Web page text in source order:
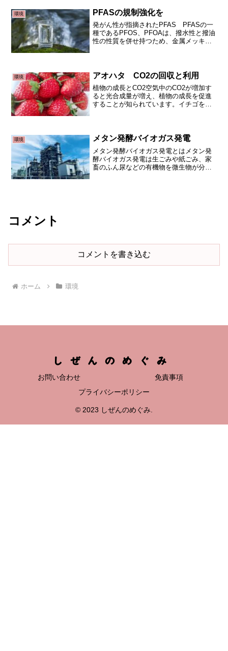
アルミのくずを入れるだけ。...
環境 PFASの規制強化を
発がん性が指摘されたPFAS PFASの一
種であるPFOS、PFOAは、撥水性と撥油
性の性質を併せ持つため、金属メッキ処
ることから、...
環境 アオハタ CO2の回収と利用
植物の成長とCO2空気中のCO2が増加す
ると光合成量が増え、植物の成長を促進
することが知られています。イチゴをビ
ェクトジャムを製造...
環境 メタン発酵バイオガス発電
メタン発酵バイオガス発電とはメタン発
酵バイオガス発電は生ごみや紙ごみ、家
畜のふん尿などの有機物を微生物が分解
コメント
コメントを書き込む
ホーム 環境
しぜんのめぐみ
お問い合わせ
免責事項
プライバシーポリシー
© 2023 しぜんのめぐみ.